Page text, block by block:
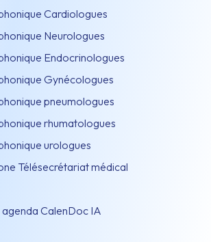
Cardiologues
Neurologues
Endocrinologues
Gynécologues
pneumologues
rhumatologues
urologues
Télésecrétariat médical
CalenDoc IA